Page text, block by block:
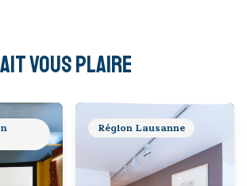
vous plaire
Région Lausanne